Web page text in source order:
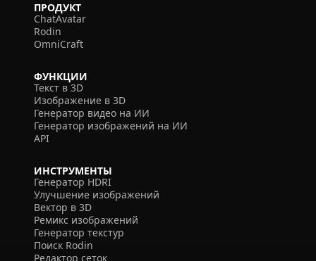
ПРОДУКТ
ChatAvatar
Rodin
OmniCraft
ФУНКЦИИ
Текст в 3D
Изображение в 3D
Генератор видео на ИИ
Генератор изображений на ИИ
API
ИНСТРУМЕНТЫ
Генератор HDRI
Улучшение изображений
Вектор в 3D
Ремикс изображений
Генератор текстур
Поиск Rodin
Редактор сеток